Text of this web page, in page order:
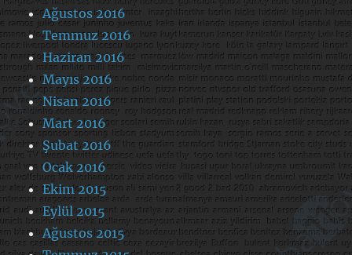
Ağustos 2016
Temmuz 2016
Haziran 2016
Mayıs 2016
Nisan 2016
Mart 2016
Şubat 2016
Ocak 2016
Ekim 2015
Eylül 2015
Ağustos 2015